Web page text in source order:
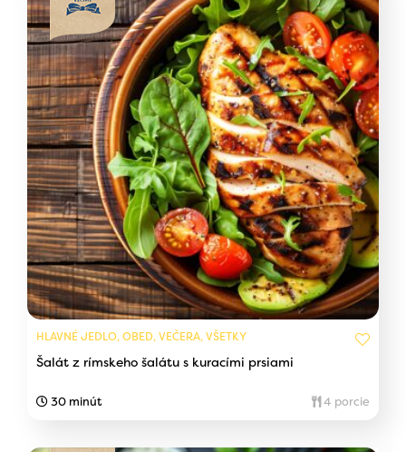
HLAVNÉ JEDLO, OBED, VEČERA, VŠETKY
Šalát z rímskeho šalátu s kuracími prsiami
30 minút 4 porcie